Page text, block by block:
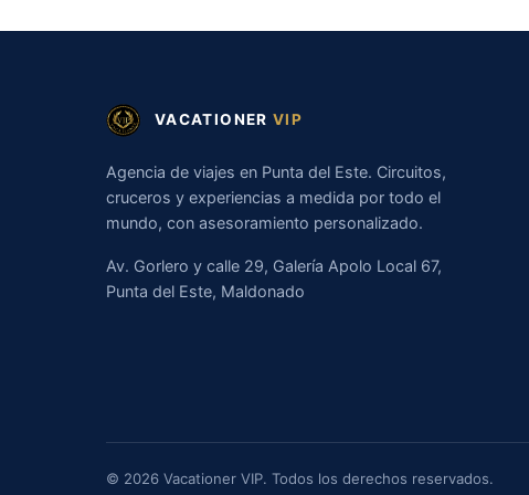
VACATIONER VIP
Agencia de viajes en Punta del Este. Circuitos,
cruceros y experiencias a medida por todo el
mundo, con asesoramiento personalizado.
Av. Gorlero y calle 29, Galería Apolo Local 67,
Punta del Este, Maldonado
© 2026 Vacationer VIP. Todos los derechos reservados.